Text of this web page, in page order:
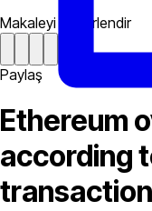
Makaleyi değerlendir
Paylaş
Ethereum
according